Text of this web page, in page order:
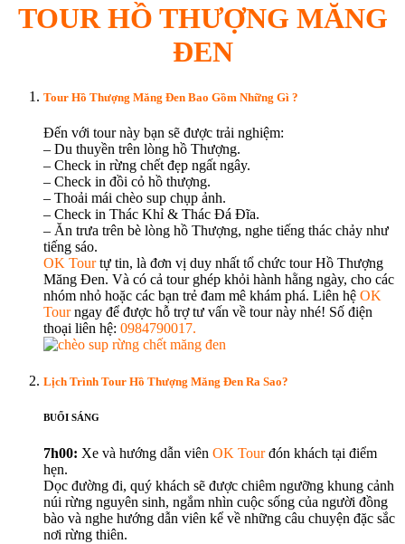
TOUR HỒ THƯỢNG MĂNG
ĐEN
Tour Hồ Thượng Măng Đen Bao Gồm Những Gì ?
Đến với tour này bạn sẽ được trải nghiệm:
– Du thuyền trên lòng hồ Thượng.
– Check in rừng chết đẹp ngất ngây.
– Check in đồi cỏ hồ thượng.
– Thoải mái chèo sup chụp ảnh.
– Check in Thác Khỉ & Thác Đá Đĩa.
– Ăn trưa trên bè lòng hồ Thượng, nghe tiếng thác chảy như
tiếng sáo.
OK Tourtự tin, là đơn vị duy nhất tổ chức tour Hồ Thượng
Măng Đen. Và có cả tour ghép khỏi hành hằng ngày, cho các
nhóm nhỏ hoặc các bạn trẻ đam mê khám phá. Liên hệ OK
Tourngay để được hỗ trợ tư vấn về tour này nhé! Số điện
thoại liên hệ: 0984790017.
Lịch Trình Tour Hồ Thượng Măng Đen Ra Sao?
BUỔI SÁNG
7h00: Xe và hướng dẫn viên OK Tourđón khách tại điểm
hẹn.
Dọc đường đi, quý khách sẽ được chiêm ngưỡng khung cảnh
núi rừng nguyên sinh, ngắm nhìn cuộc sống của người đồng
bào và nghe hướng dẫn viên kể về những câu chuyện đặc sắc
nơi rừng thiên.